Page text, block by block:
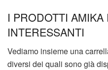
I PRODOTTI AMIKA
INTERESSANTI
Vediamo insieme una
diversi dei quali sono già